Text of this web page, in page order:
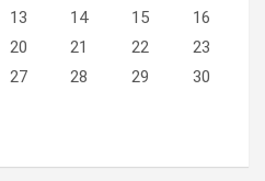
13 14 15
16
20 21 22
23
27 28 29
30